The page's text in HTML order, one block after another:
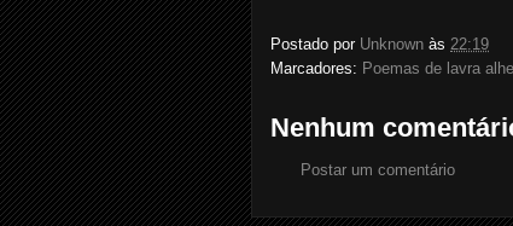
Postado por Unknown às 22:19
Marcadores: Poemas de lavra
Nenhum
Postar um comentário